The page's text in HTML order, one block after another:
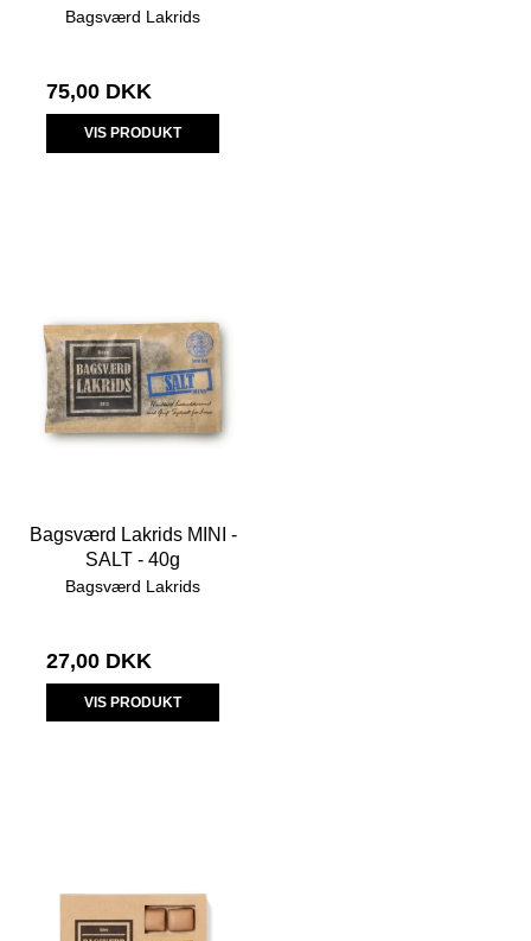
Bagsværd Lakrids
75,00 DKK
VIS PRODUKT
Bagsværd Lakrids MINI -
SALT - 40g
Bagsværd Lakrids
27,00 DKK
VIS PRODUKT